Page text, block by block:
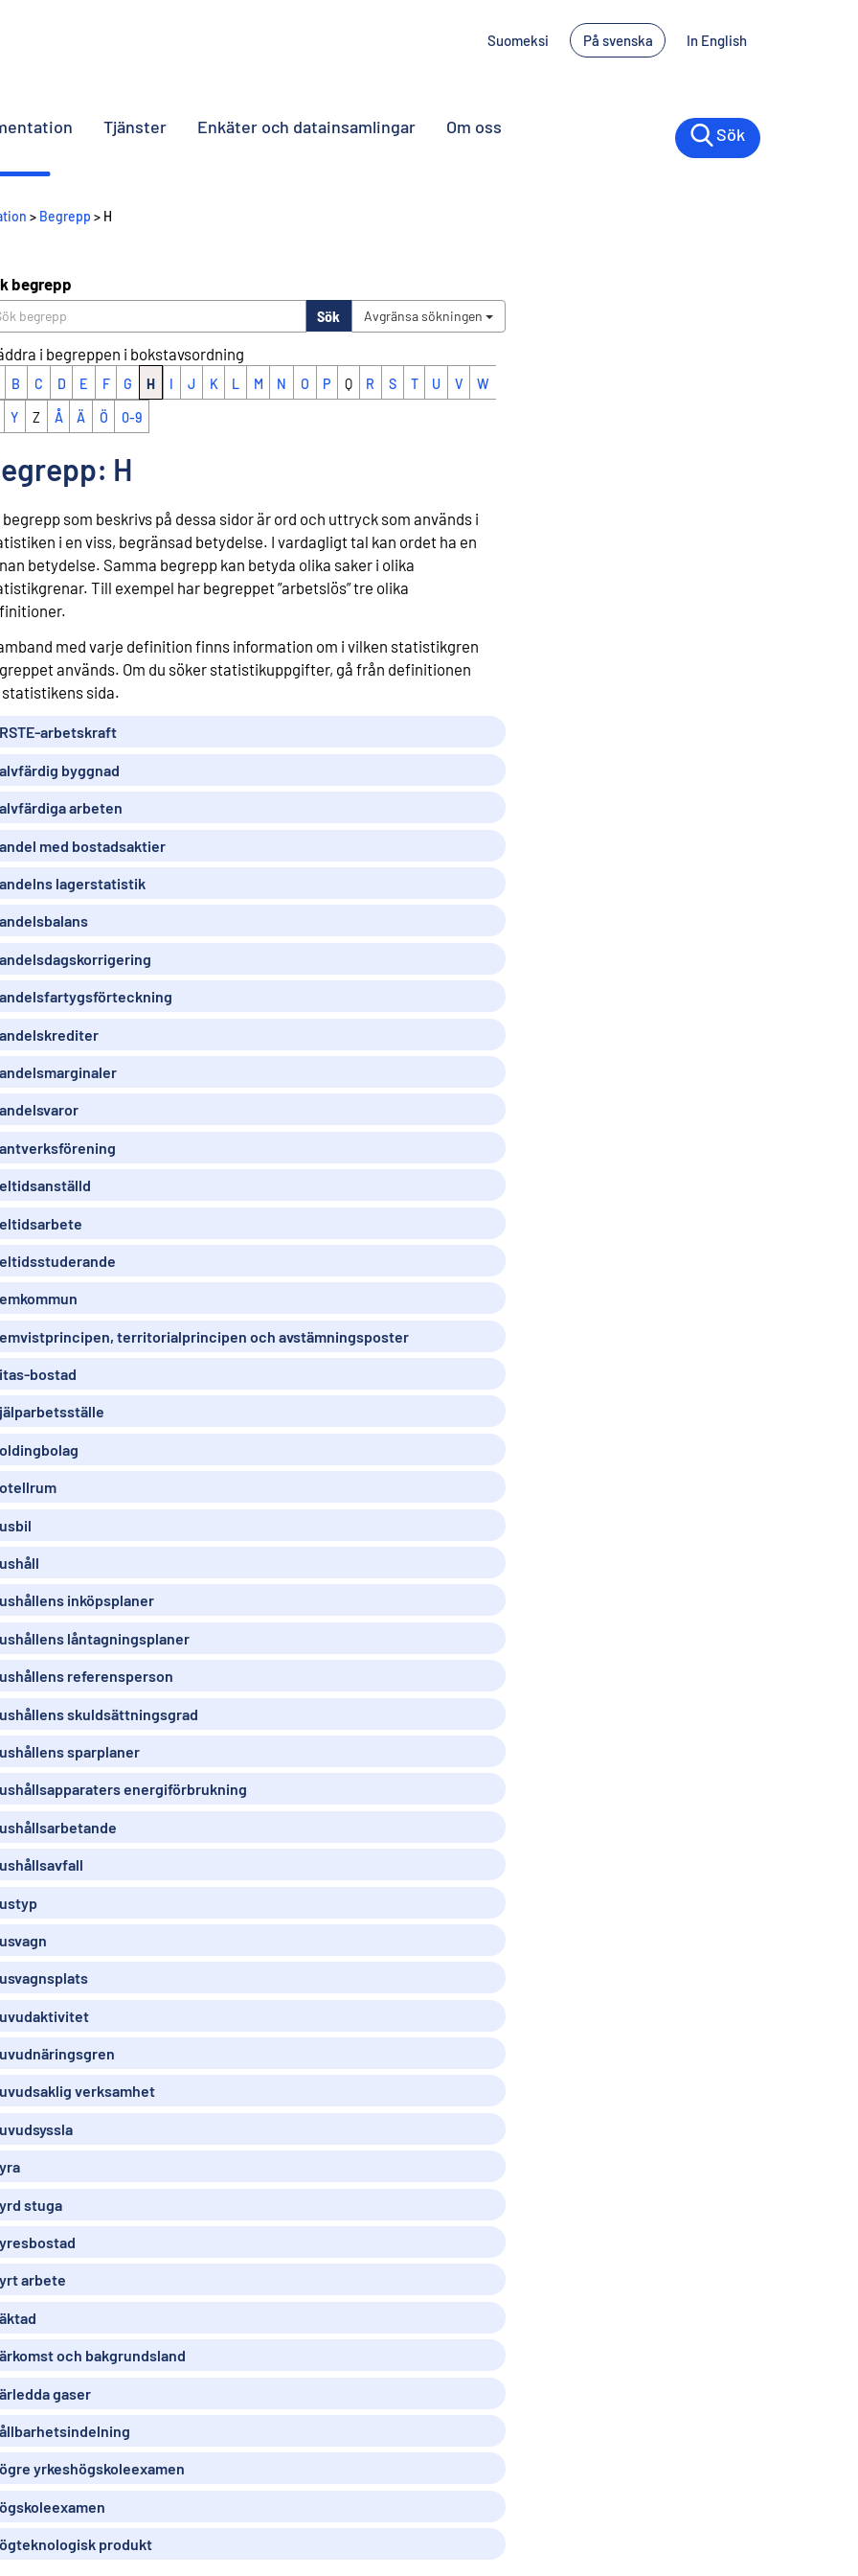
Suomeksi På svenska In English
Tjänster Enkäter och datainsamlingar Om oss Sök
> Begrepp > H
begrepp
Sök Avgränsa sökningen
i begreppen i bokstavsordning
B C D E F G H I J K L M N O P Q R S T U V W
Y Z Å Ä Ö 0-9
H
begrepp som beskrivs på dessa sidor är ord och uttryck som används i
i en viss, begränsad betydelse. I vardagligt tal kan ordet ha en
betydelse. Samma begrepp kan betyda olika saker i olika
Till exempel har begreppet ”arbetslös” tre olika
med varje definition finns information om i vilken statistikgren
används. Om du söker statistikuppgifter, gå från definitionen
sida.
arbetskraft
byggnad
arbeten
med bostadsaktier
lagerstatistik
territorialprincipen och avstämningsposter
bostad
inköpsplaner
låntagningsplaner
referensperson
skuldsättningsgrad
sparplaner
energiförbrukning
verksamhet
stuga
arbete
och bakgrundsland
gaser
yrkeshögskoleexamen
produkt